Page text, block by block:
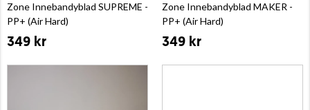
Zone Innebandyblad SUPREME -
PP+ (Air Hard)
349 kr
Zone Innebandyblad MAKER -
PP+ (Air Hard)
349 kr